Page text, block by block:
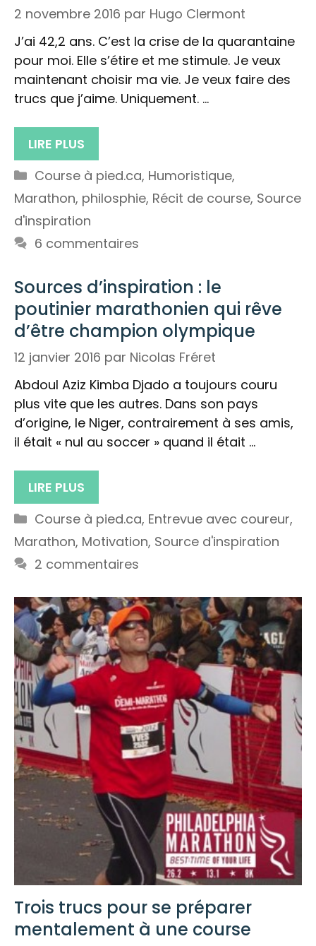
2 novembre 2016 par Hugo Clermont
J’ai 42,2 ans. C’est la crise de la quarantaine
pour moi. Elle s’étire et me stimule. Je veux
maintenant choisir ma vie. Je veux faire des
trucs que j’aime. Uniquement. …
LIRE PLUS
Catégories
Course à pied.ca, Humoristique,
Marathon, philosphie, Récit de course, Source
d'inspiration
6 commentaires
Sources d’inspiration : le
poutinier marathonien qui rêve
d’être champion olympique
12 janvier 2016 par Nicolas Fréret
Abdoul Aziz Kimba Djado a toujours couru
plus vite que les autres. Dans son pays
d’origine, le Niger, contrairement à ses amis,
il était « nul au soccer » quand il était …
LIRE PLUS
Catégories
Course à pied.ca, Entrevue avec coureur,
Marathon, Motivation, Source d'inspiration
2 commentaires
Trois trucs pour se préparer
mentalement à une course